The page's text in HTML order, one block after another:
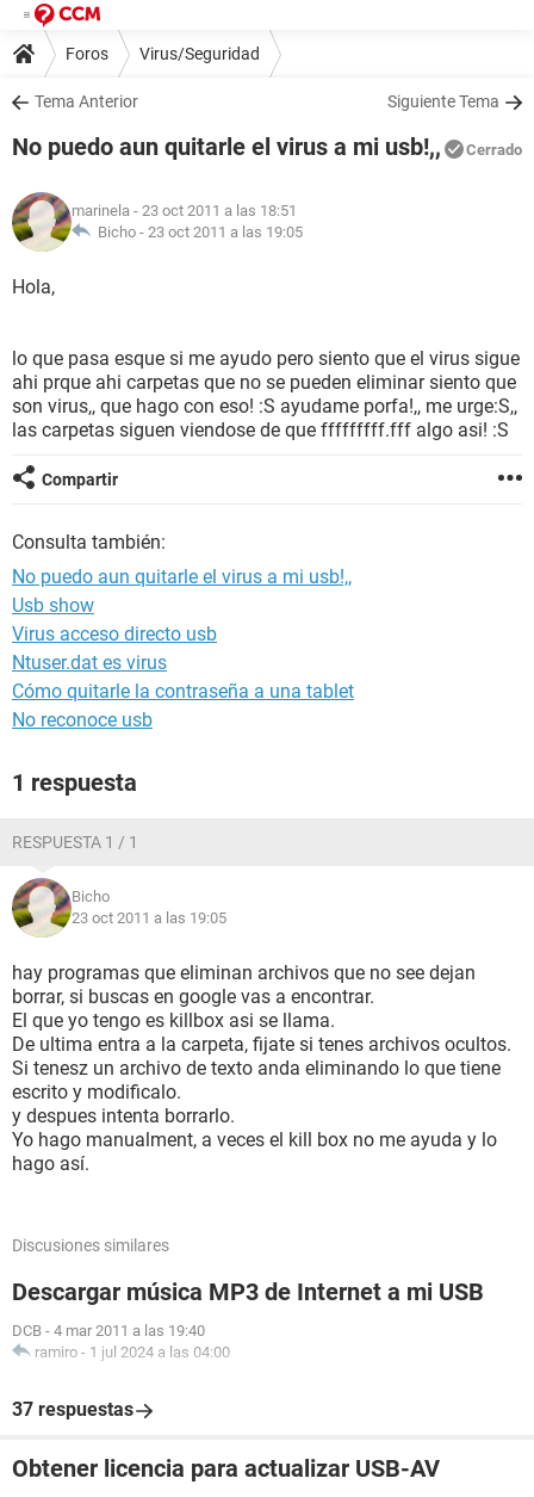
Foros Virus/Seguridad
Tema Anterior Siguiente Tema
No puedo aun quitarle el virus a mi usb!,, Cerrado
marinela - 23 oct 2011 a las 18:51
Bicho - 23 oct 2011 a las 19:05
Hola,
lo que pasa esque si me ayudo pero siento que el virus sigue
ahi prque ahi carpetas que no se pueden eliminar siento que
son virus,, que hago con eso! :S ayudame porfa!,, me urge:S,,
las carpetas siguen viendose de que fffffffff.fff algo asi! :S
Compartir
Consulta también:
No puedo aun quitarle el virus a mi usb!,,
Usb show
Virus acceso directo usb
Ntuser.dat es virus
Cómo quitarle la contraseña a una tablet
No reconoce usb
1 respuesta
RESPUESTA 1 / 1
Bicho
23 oct 2011 a las 19:05
hay programas que eliminan archivos que no see dejan
borrar, si buscas en google vas a encontrar.
El que yo tengo es killbox asi se llama.
De ultima entra a la carpeta, fijate si tenes archivos ocultos.
Si tenesz un archivo de texto anda eliminando lo que tiene
escrito y modificalo.
y despues intenta borrarlo.
Yo hago manualment, a veces el kill box no me ayuda y lo
hago así.
Discusiones similares
Descargar música MP3 de Internet a mi USB
DCB - 4 mar 2011 a las 19:40
ramiro - 1 jul 2024 a las 04:00
37 respuestas
Obtener licencia para actualizar USB-AV